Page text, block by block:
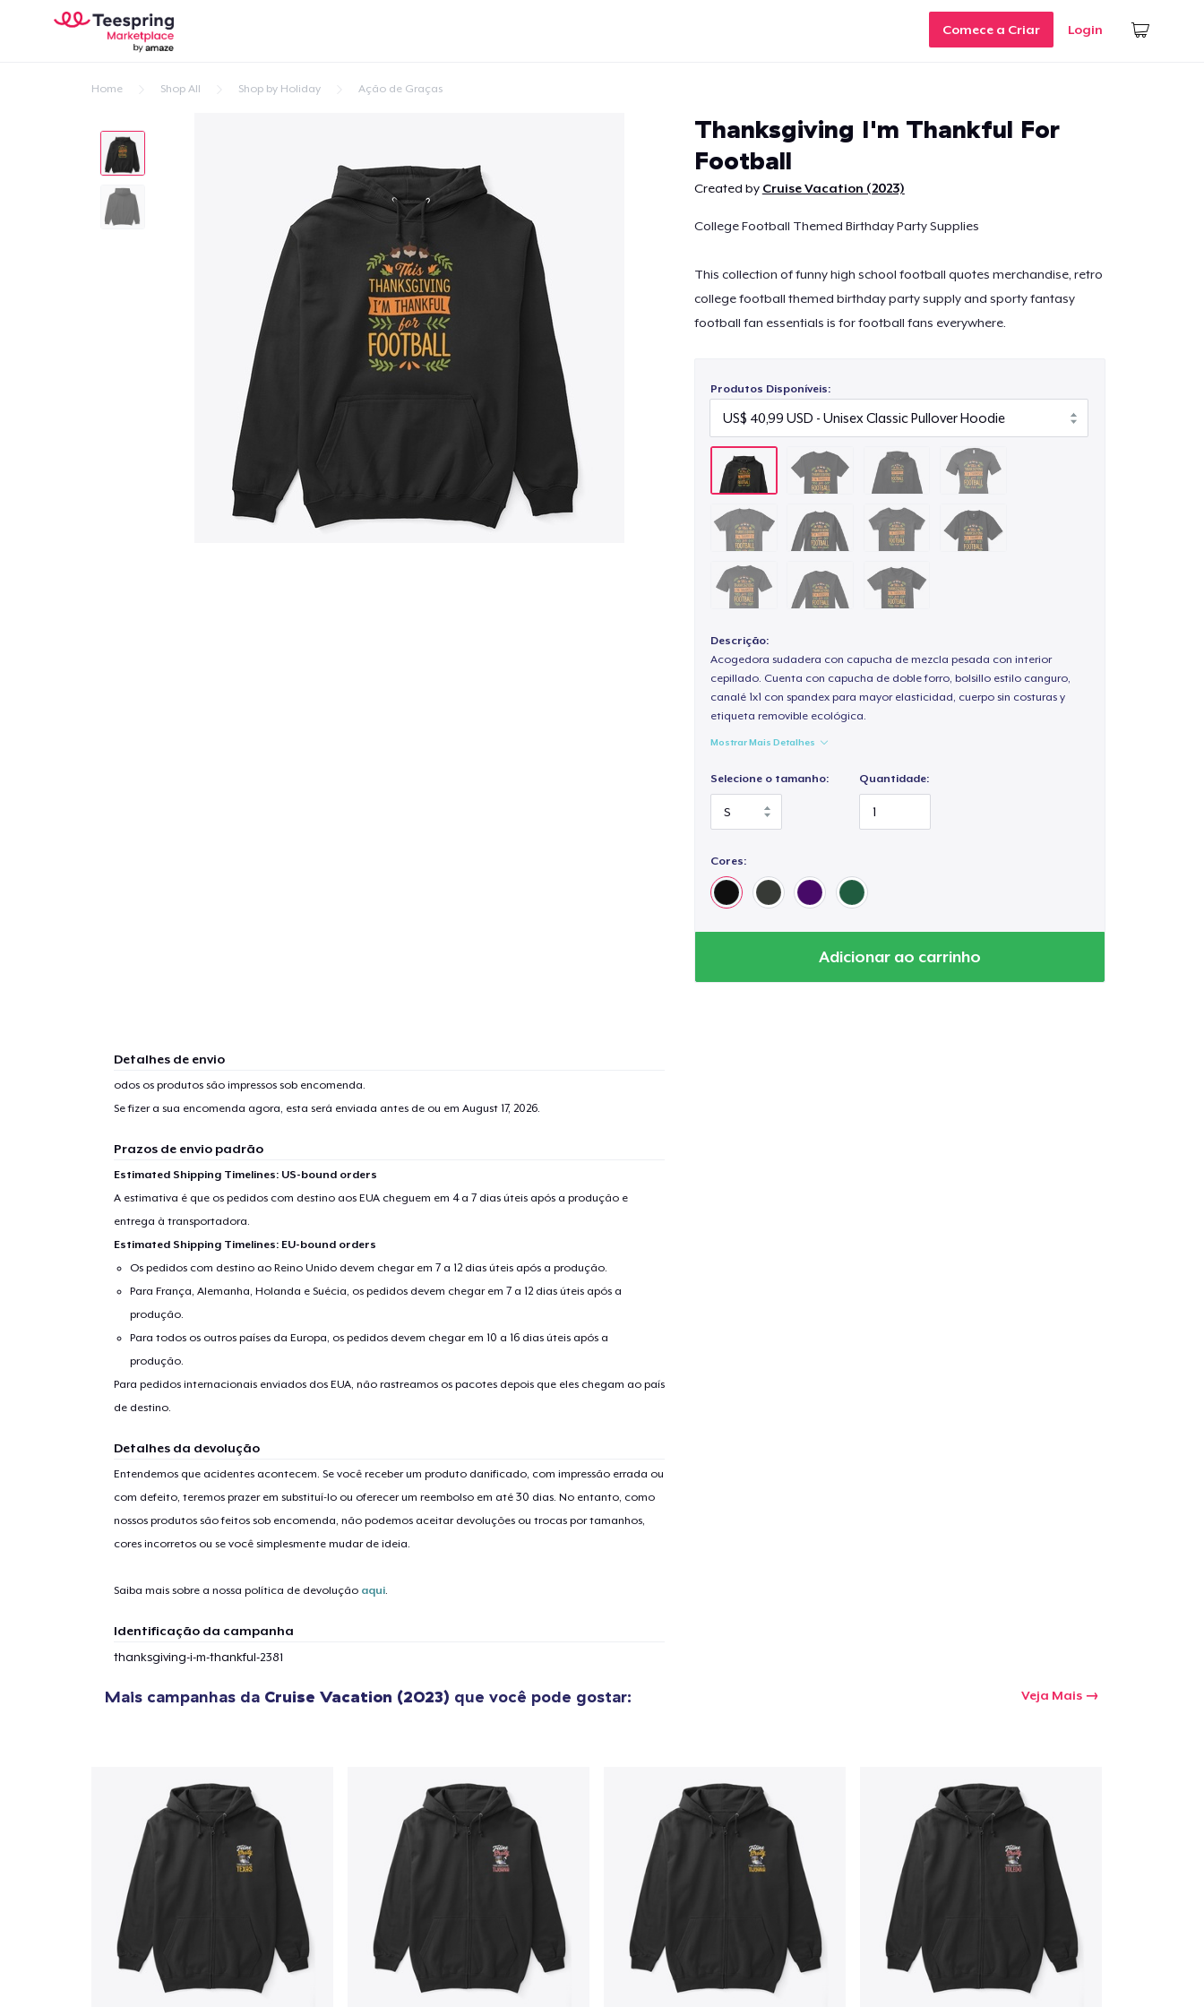
Comece a Criar Login
Home Shop All Shop by Holiday Ação de Graças
Thanksgiving I'm Thankful For
Football
Created by Cruise Vacation (2023)
College Football Themed Birthday Party Supplies
This collection of funny high school football quotes merchandise, retro
college football themed birthday party supply and sporty fantasy
football fan essentials is for football fans everywhere.
Produtos Disponíveis:
Descrição:
Acogedora sudadera con capucha de mezcla pesada con interior
cepillado. Cuenta con capucha de doble forro, bolsillo estilo canguro,
canalé 1x1 con spandex para mayor elasticidad, cuerpo sin costuras y
etiqueta removible ecológica.
Mostrar Mais Detalhes
Selecione o tamanho: Quantidade:
Cores:
Adicionar ao carrinho
Detalhes de envio
odos os produtos são impressos sob encomenda.
Se fizer a sua encomenda agora, esta será enviada antes de ou em August 17, 2026.
Prazos de envio padrão
Estimated Shipping Timelines: US-bound orders
A estimativa é que os pedidos com destino aos EUA cheguem em 4 a 7 dias úteis após a produção e
entrega à transportadora.
Estimated Shipping Timelines: EU-bound orders
Os pedidos com destino ao Reino Unido devem chegar em 7 a 12 dias úteis após a produção.
Para França, Alemanha, Holanda e Suécia, os pedidos devem chegar em 7 a 12 dias úteis após a
produção.
Para todos os outros países da Europa, os pedidos devem chegar em 10 a 16 dias úteis após a
produção.
Para pedidos internacionais enviados dos EUA, não rastreamos os pacotes depois que eles chegam ao país
de destino.
Detalhes da devolução
Entendemos que acidentes acontecem. Se você receber um produto danificado, com impressão errada ou
com defeito, teremos prazer em substituí-lo ou oferecer um reembolso em até 30 dias. No entanto, como
nossos produtos são feitos sob encomenda, não podemos aceitar devoluções ou trocas por tamanhos,
cores incorretos ou se você simplesmente mudar de ideia.
Saiba mais sobre a nossa política de devolução aqui.
Identificação da campanha
thanksgiving-i-m-thankful-2381
Mais campanhas da Cruise Vacation (2023) que você pode gostar: Veja Mais
Seguir para a Finalização da
US$ 22,99
Bella Canvas 3001 | Classic Unisex Jersey T-Shirt
US$ 21,99
Unisex Classic Crewneck Sweatshirt
US$ 32,99